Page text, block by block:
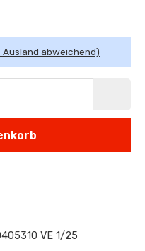
Ausland abweichend)
VE 1/25